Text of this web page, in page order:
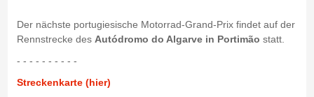
Der nächste portugiesische Motorrad-Grand-Prix findet auf der
Rennstrecke des Autódromo do Algarve in Portimão statt.
- - - - - - - - - -
Streckenkarte (hier)